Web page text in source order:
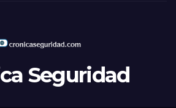
Seguridad